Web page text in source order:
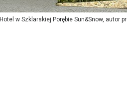
Hotel w Szklarskiej Porębie Sun&Snow, autor